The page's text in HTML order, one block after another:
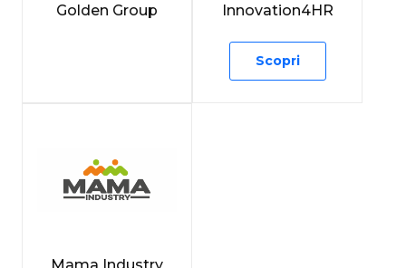
Golden Group Innovation4HR
Scopri
Mama Industry